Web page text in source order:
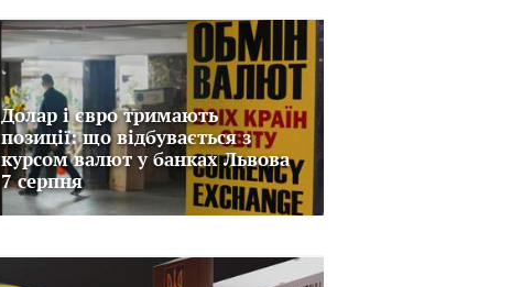
Долар і євро тримають
позиції: що відбувається з
курсом валют у банках Львова
7 серпня